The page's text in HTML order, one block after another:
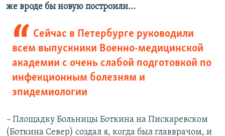
же вроде бы новую построили...
Сейчас в Петербурге руководили
всем выпускники Военно-медицинской
академии с очень слабой подготовкой по
инфекционным болезням и
эпидемиологии
– Площадку Больницы Боткина на Пискаревском
(Боткина Север) создал я, когда был главврачом, и